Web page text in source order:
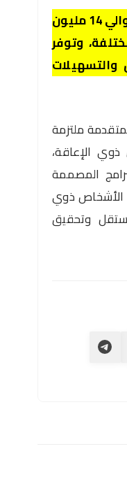
في المملكة المتحدة، يوجد حوالي 14 مليون
وتوفر
ملتزمة
ذوي الإعاقة،
المصممة
الأشخاص ذوي
وتحقيق